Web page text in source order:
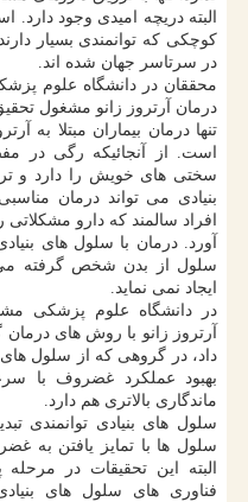
البته دریچه امیدی وجود دارد.
کوچکی که توانمندی بسیار
در سرتاسر جهان شده اند.
محققان در دانشگاه علوم
درمان آرتروز زانو مشغول
تنها درمان بیماران مبتلا به
است. از آنجائیکه رگی در
سختی های خویش را دارد و
بنیادی می تواند درمان
افراد سالمند که دارو
آورد. درمان با سلول های
سلول از بدن شخص گرفته
ایجاد نمی نماید.
در دانشگاه علوم پزشکی
آرتروز زانو با روش های
داد، در گروهی که از سلول های
بهبود عملکرد غضروف با
ماندگاری بالاتری هم دارد.
سلول های بنیادی توانمندی
سلول ها با تمایز یافتن به
البته این تحقیقات در
فناوری های سلول های